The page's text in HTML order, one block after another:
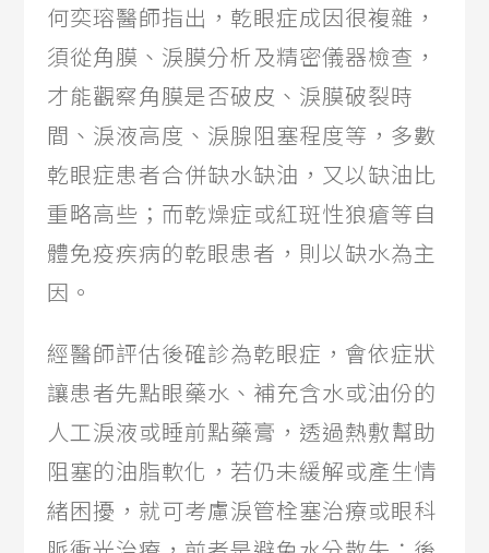
何奕瑢醫師指出，乾眼症成因很複雜，
須從角膜、淚膜分析及精密儀器檢查，
才能觀察角膜是否破皮、淚膜破裂時
間、淚液高度、淚腺阻塞程度等，多數
乾眼症患者合併缺水缺油，又以缺油比
重略高些；而乾燥症或紅斑性狼瘡等自
體免疫疾病的乾眼患者，則以缺水為主
因。
經醫師評估後確診為乾眼症，會依症狀
讓患者先點眼藥水、補充含水或油份的
人工淚液或睡前點藥膏，透過熱敷幫助
阻塞的油脂軟化，若仍未緩解或產生情
緒困擾，就可考慮淚管栓塞治療或眼科